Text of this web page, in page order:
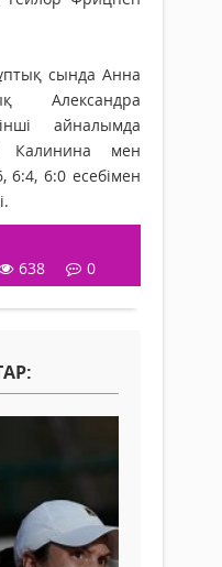
сында Анна
Александра
айналымда
Калинина мен
6:4, 6:0 есебімен
638 0